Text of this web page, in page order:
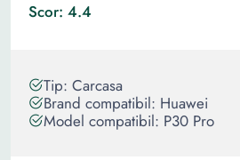
Scor: 4.4
Tip: Carcasa
Brand compatibil: Huawei
Model compatibil: P30 Pro